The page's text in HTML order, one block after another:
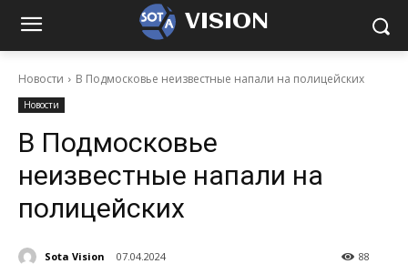
VISION
Новости В Подмосковье неизвестные напали на полицейских
Новости
В Подмосковье
неизвестные напали на
полицейских
Sota Vision 07.04.2024 88